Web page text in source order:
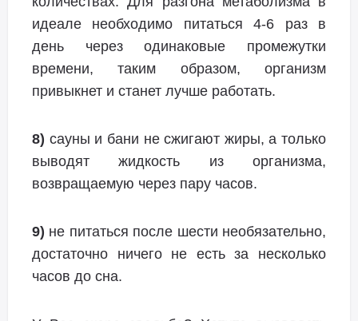
идеале необходимо питаться 4-6 раз в
день через одинаковые промежутки
времени, таким образом, организм
привыкнет и станет лучше работать.
8) сауны и бани не сжигают жиры, а только
выводят жидкость из организма,
возвращаемую через пару часов.
9) не питаться после шести необязательно,
достаточно ничего не есть за несколько
часов до сна.